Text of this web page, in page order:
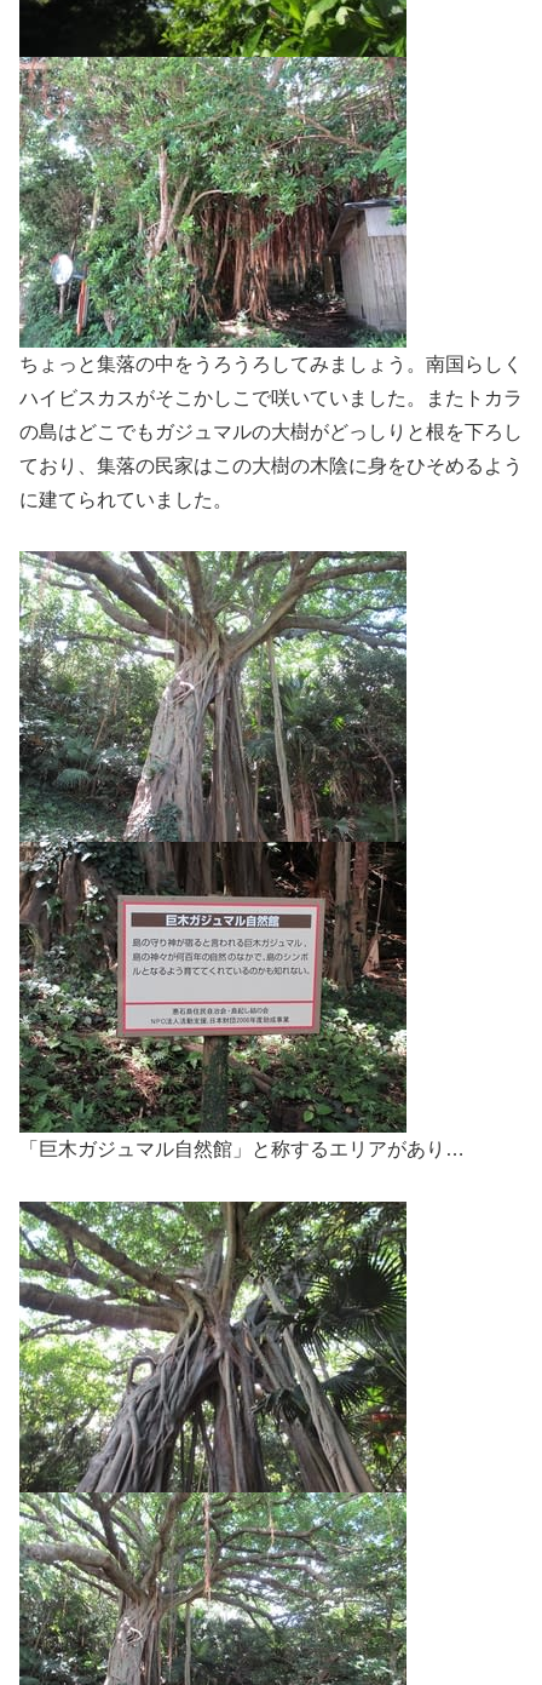
ちょっと集落の中をうろうろしてみましょう。南国らしく
ハイビスカスがそこかしこで咲いていました。またトカラ
の島はどこでもガジュマルの大樹がどっしりと根を下ろし
ており、集落の民家はこの大樹の木陰に身をひそめるよう
に建てられていました。
「巨木ガジュマル自然館」と称するエリアがあり…